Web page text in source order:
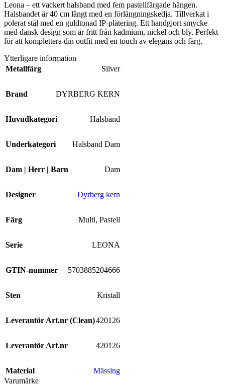
Leona – ett vackert halsband med fem pastellfärgade hängen.
Halsbandet är 40 cm långt med en förlängningskedja. Tillverkat i
polerat stål med en guldtonad IP-plätering. Ett handgjort smycke
med dansk design som är fritt från kadmium, nickel och bly. Perfekt
för att komplettera din outfit med en touch av elegans och färg.
Ytterligare information
Metallfärg
Silver
Brand DYRBERG KERN
Huvudkategori Halsband
Underkategori Halsband Dam
Dam | Herr | Barn Dam
Designer Dyrberg kern
Färg Multi, Pastell
Serie LEONA
GTIN-nummer 5703885204666
Sten Kristall
Leverantör Art.nr (Clean)420126
Leverantör Art.nr 420126
Material
Mässing
Varumärke